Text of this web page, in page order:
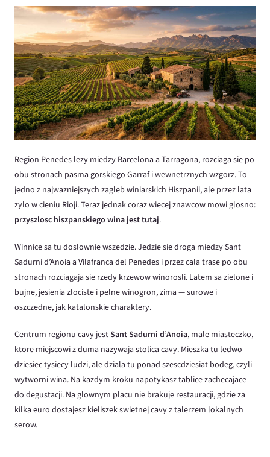
Region Penedes lezy miedzy Barcelona a Tarragona, rozciaga sie po
obu stronach pasma gorskiego Garraf i wewnetrznych wzgorz. To
jedno z najwazniejszych zagleb winiarskich Hiszpanii, ale przez lata
zylo w cieniu Rioji. Teraz jednak coraz wiecej znawcow mowi glosno:
przyszlosc hiszpanskiego wina jest tutaj.
Winnice sa tu doslownie wszedzie. Jedzie sie droga miedzy Sant
Sadurni d’Anoia a Vilafranca del Penedes i przez cala trase po obu
stronach rozciagaja sie rzedy krzewow winorosli. Latem sa zielone i
bujne, jesienia zlociste i pelne winogron, zima — surowe i
oszczedne, jak katalonskie charaktery.
Centrum regionu cavy jestSant Sadurni d’Anoia, male miasteczko,
ktore miejscowi z duma nazywaja stolica cavy. Mieszka tu ledwo
dziesiec tysiecy ludzi, ale dziala tu ponad szescdziesiat bodeg, czyli
wytworni wina. Na kazdym kroku napotykasz tablice zachecajace
do degustacji. Na glownym placu nie brakuje restauracji, gdzie za
kilka euro dostajesz kieliszek swietnej cavy z talerzem lokalnych
serow.